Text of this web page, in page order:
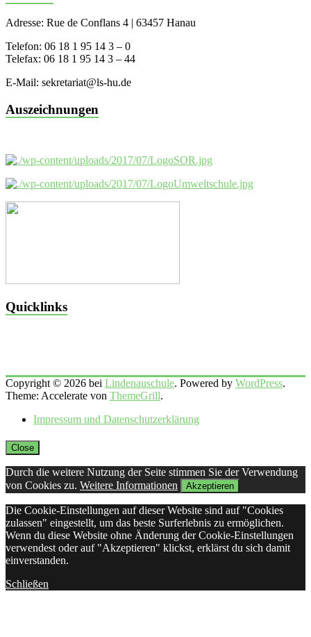
Adresse: Rue de Conflans 4 | 63457 Hanau
Telefon: 06 18 1 95 14 3 – 0
Telefax: 06 18 1 95 14 3 – 44
E-Mail: sekretariat@ls-hu.de
Auszeichnungen
Quicklinks
Copyright © 2026 bei Lindenauschule. Powered by WordPress.
Theme: Accelerate von ThemeGrill.
Impressum und Datenschutzerklärung
Close
Durch die weitere Nutzung der Seite stimmen Sie der Verwendung
von Cookies zu. Weitere Informationen Akzeptieren
Die Cookie-Einstellungen auf dieser Website sind auf "Cookies
zulassen" eingestellt, um das beste Surferlebnis zu ermöglichen.
Wenn du diese Website ohne Änderung der Cookie-Einstellungen
verwendest oder auf "Akzeptieren" klickst, erklärst du sich damit
einverstanden.
Schließen